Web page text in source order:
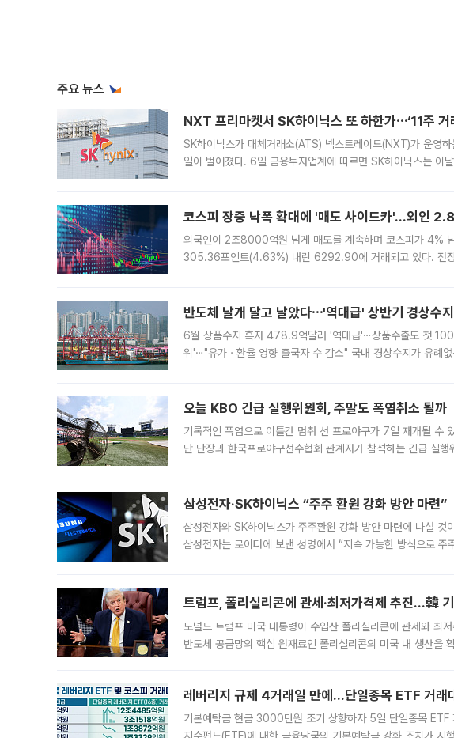
주요 뉴스
NXT 프리마켓서 SK하이닉스 또 하한가⋯‘11주 거
SK하이닉스가 대체거래소(ATS) 넥스트레이드(NXT)가 운영
일이 벌어졌다. 6일 금융투자업계에 따르면 SK하이닉스는
코스피 장중 낙폭 확대에 '매도 사이드카'…외인
외국인이 2조8000억원 넘게 매도를 계속하며 코스피가 4%
305.36포인트(4.63%) 내린 6292.90에 거래되고 있다. 전
반도체 날개 달고 날았다⋯'역대급' 상반기 경상수
6월 상품수지 흑자 478.9억달러 '역대급'⋯상품수출도 첫
위'⋯"유가ㆍ환율 영향 출국자 수 감소" 국내 경상수지가 유례
오늘 KBO 긴급 실행위원회, 주말도 폭염취소 될까
기록적인 폭염으로 이틀간 멈춰 선 프로야구가 7일 재개될 수
단 단장과 한국프로야구선수협회 관계자가 참석하는 긴급 실
삼성전자·SK하이닉스 “주주 환원 강화 방안 마련”
삼성전자와 SK하이닉스가 주주환원 강화 방안 마련에 나설 것이라고 밝혔다. 5일(현지시간)
삼성전자는 로이터에 보낸 성명에서 “지속 가능한 방식으로 주
트럼프, 폴리실리콘에 관세·최저가격제 추진…韓
도널드 트럼프 미국 대통령이 수입산 폴리실리콘에 관세와 최
반도체 공급망의 핵심 원재료인 폴리실리콘의 미국 내 생산을
레버리지 규제 4거래일 만에…단일종목 ETF 거래
기본예탁금 현금 3000만원 조기 상향하자 5일 단일종목